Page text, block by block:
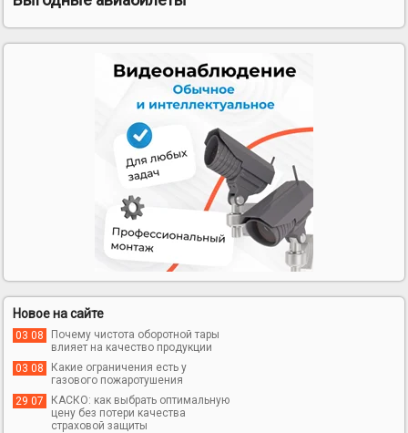
Новое на сайте
03 08
Почему чистота оборотной тары
влияет на качество продукции
03 08
Какие ограничения есть у
газового пожаротушения
29 07
КАСКО: как выбрать оптимальную
цену без потери качества
страховой защиты